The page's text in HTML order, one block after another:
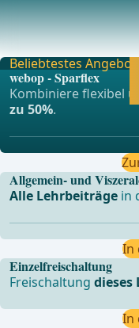
Robotic Versus Open
Controlled
Einzelfreischaltung
Freischaltungdieses
In
Beliebtestes Angebot
webop - Sparflex
Kombiniere flexibel
zu 50%.
Allgemein- und
Alle Lehrbeiträge in
In